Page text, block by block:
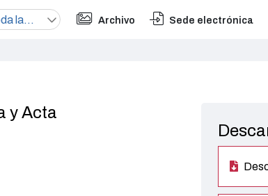
Archivo Sede electrónica
y Acta